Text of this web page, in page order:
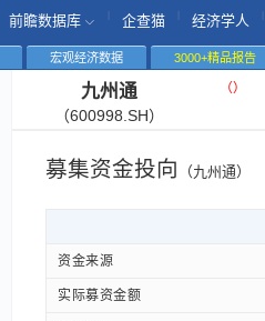
前瞻数据库 企查猫 经济学人
宏观经济数据 3000+精品报告
九州通
（600998.SH）
（）
募集资金投向 （九州通）
资金来源
实际募资金额